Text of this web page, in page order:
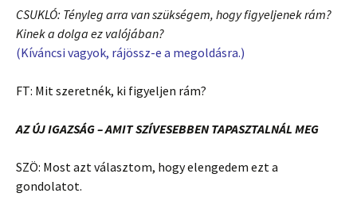
CSUKLÓ: Tényleg arra van szükségem, hogy figyeljenek rám?
Kinek a dolga ez valójában?
(Kíváncsi vagyok, rájössz-e a megoldásra.)
FT: Mit szeretnék, ki figyeljen rám?
AZ ÚJ IGAZSÁG – AMIT SZÍVESEBBEN TAPASZTALNÁL MEG
SZÖ: Most azt választom, hogy elengedem ezt a
gondolatot.